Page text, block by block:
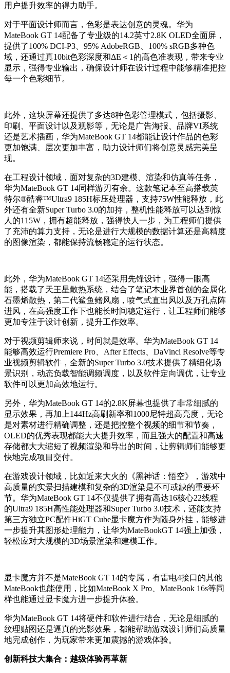
用户提升效率的得力助手。
对于平面设计师而言，色彩是表达创意的灵魂。华为
MateBook GT 14配备了专业级的14.2英寸2.8K OLED全面屏，
提供了100% DCI-P3、95% AdobeRGB、100% sRGB多种色
域，还通过真10bit色彩深度和ΔE＜1的高色准表现，带来专业
显示，强得专业输出，确保设计师在设计过程中能够精准把控
每一个色彩细节。
此外，这块屏幕还提供了多达8种色彩管理模式，包括摄影、
印刷、平面设计以及观影等，无论是广告海报、品牌VI系统
还是艺术插画，华为MateBook GT 14都能让设计作品的色彩
更加饱满、层次更加丰富，助力设计师们将创意灵感完美呈
现。
在工程设计领域，面对复杂的3D建模、渲染和仿真等任务，
华为MateBook GT 14同样游刃有余。这款笔记本至高搭载英
特尔®酷睿™Ultra9 185H标压处理器，支持75W性能释放，此
外还有全新Super Turbo 3.0的加持，整机性能释放可以达到惊
人的115W，拥有超能释放，强得快人一步，为工程师们提供
了充沛的算力支持，无论是进行大规模的数据计算还是高精度
的图像渲染，都能保持流畅稳定的运行状态。
此外，华为MateBook GT 14还采用先锋设计，强得一眼高
能，搭载了天王星散热系统，结合了笔记本业界首创的金属化
石墨烯散热，第二代鲨鱼鳍风扇，喷气式直出风以及万孔点阵
进风，在高强度工作下也能长时间稳定运行，让工程师们能够
更加专注于设计创新，提升工作效率。
对于视频剪辑师来说，时间就是效率。华为MateBook GT 14
能够高效运行Premiere Pro、After Effects、DaVinci Resolve等专
业视频剪辑软件，全新的Super Turbo 3.0技术提供了精细化场
景识别，动态负载智能调频调度，以及软件定向调优，让专业
软件可以更加高效地运行。
另外，华为MateBook GT 14的2.8K屏幕也提供了非常细腻的
显示效果，再加上144Hz高刷新率和1000尼特超高亮度，无论
是对素材进行精确调整，还是把控整个视频的细节和节奏，
OLED的优秀表现都能大大提升效率，而且强大的配置和高速
存储都大大缩短了视频渲染和导出的时间，让剪辑师们能够更
快地完成项目交付。
在游戏设计领域，比如近来大火的《黑神话：悟空》，游戏中
高质量的实景扫描建模和复杂的3D渲染是不可或缺的重要环
节。华为MateBook GT 14不仅提供了拥有高达16核心22线程
的Ultra9 185H高性能处理器和Super Turbo 3.0技术，还能支持
第三方独立PC配件HiGT Cube显卡魔方作为随身外挂，能够进
一步提升其图形处理能力，让华为MateBookGT 14强上加强，
轻松应对大规模的3D场景渲染和建模工作。
显卡魔方并不是MateBook GT 14的专属，有雷电4接口的其他
MateBook也能使用，比如MateBook X Pro、MateBook 16s等同
样也能通过显卡魔方进一步提升体验。
华为MateBook GT 14将硬件和软件进行结合，无论是细腻的
纹理贴图还是逼真的光影效果，都能帮助游戏设计师们高质量
地完成创作，为玩家带来更加震撼的游戏体验。
创新科技大集合：越级体验再革新